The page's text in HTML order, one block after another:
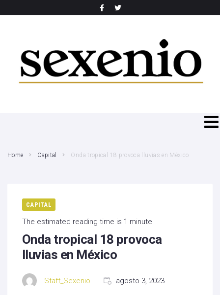
Home Capital Onda tropical 18 provoca lluvias en México
CAPITAL
The estimated reading time is 1 minute
Onda tropical 18 provoca
lluvias en México
Staff_Sexenio agosto 3, 2023
SEARCH THIS WEBSITE